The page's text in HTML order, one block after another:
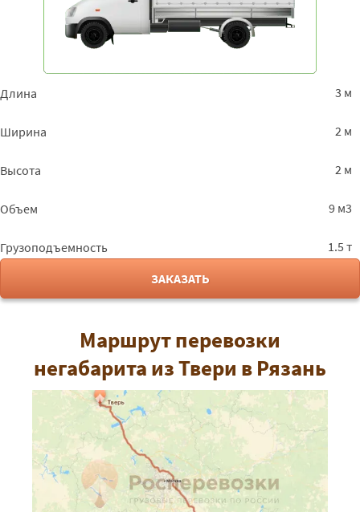
Длина 3 м
Ширина 2 м
Высота 2 м
Объем 9 м3
Грузоподъемность
1.5 т
ЗАКАЗАТЬ
Маршрут перевозки
негабарита из Твери в Рязань